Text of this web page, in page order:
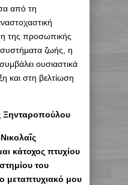
από τη
της προσωπικής
συστήματα ζωής, η
ουσιαστικά
και στη βελτίωση
Ξηνταροπούλου
κάτοχος πτυχίου
του
μεταπτυχιακό μου